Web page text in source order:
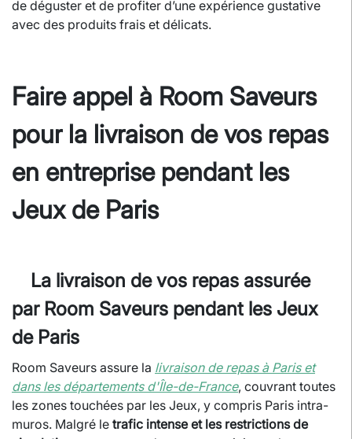
de déguster et de profiter d’une expérience gustative
avec des produits frais et délicats.
Faire appel à Room Saveurs
pour la livraison de vos repas
en entreprise pendant les
Jeux de Paris
La livraison de vos repas assurée
par Room Saveurs pendant les Jeux
de Paris
Room Saveurs assure la livraison de repas à Paris et
dans les départements d'Île-de-France, couvrant toutes
les zones touchées par les Jeux, y compris Paris intra-
muros. Malgré le trafic intense et les restrictions de